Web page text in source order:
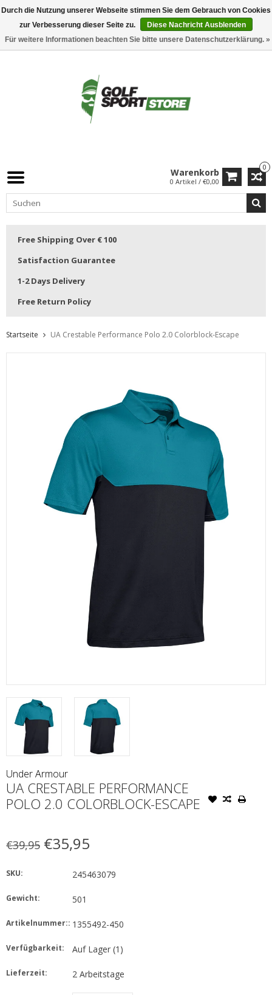
0
Warenkorb
0 Artikel / €0,00
Free Shipping Over € 100
Satisfaction Guarantee
1-2 Days Delivery
Free Return Policy
Startseite UA Crestable Performance Polo 2.0 Colorblock-Escape
Under Armour
UA CRESTABLE PERFORMANCE
POLO 2.0 COLORBLOCK-ESCAPE
€39,95 €35,95
SKU: 245463079
Gewicht: 501
Artikelnummer:: 1355492-450
Verfügbarkeit: Auf Lager(1)
Lieferzeit: 2 Arbeitstage
Durch die Nutzung unserer Webseite stimmen Sie dem Gebrauch von Cookies
zur Verbesserung dieser Seite zu.
Diese Nachricht Ausblenden
Für weitere Informationen beachten Sie bitte unsere Datenschutzerklärung. »